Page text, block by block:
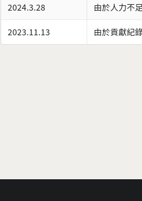
2024.3.28 由於人力不
2023.11.13 由於貢獻紀